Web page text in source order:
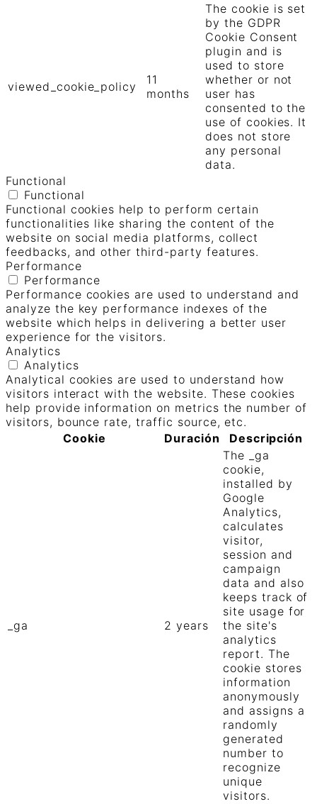
viewed_cookie_policy
11
months
The cookie is set
by the GDPR
Cookie Consent
plugin and is
used to store
whether or not
user has
consented to the
use of cookies. It
does not store
any personal
data.
Functional
Functional
Functional cookies help to perform certain
functionalities like sharing the content of the
website on social media platforms, collect
feedbacks, and other third-party features.
Performance
Performance
Performance cookies are used to understand and
analyze the key performance indexes of the
website which helps in delivering a better user
experience for the visitors.
Analytics
Analytics
Analytical cookies are used to understand how
visitors interact with the website. These cookies
help provide information on metrics the number of
visitors, bounce rate, traffic source, etc.
Cookie
Duración Descripción
_ga 2 years
The _ga
cookie,
installed by
Google
Analytics,
calculates
visitor,
session and
campaign
data and also
keeps track of
site usage for
the site's
analytics
report. The
cookie stores
information
anonymously
and assigns a
randomly
generated
number to
recognize
unique
visitors.